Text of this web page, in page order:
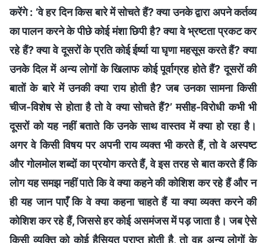
करेंगे : ‘वे हर दिन किस बारे में सोचते हैं? क्या उनके द्वारा अपने कर्तव्य
का पालन करने के पीछे कोई मंशा छिपी है? क्या वे भ्रष्टता प्रकट कर
रहे हैं? क्या वे दूसरों के प्रति कोई ईर्ष्या या घृणा महसूस करते हैं? क्या
उनके दिल में अन्य लोगों के खिलाफ कोई पूर्वाग्रह होते हैं? दूसरों की
बातों के बारे में उनकी क्या राय होती है? जब उनका सामना किसी
चीज-विशेष से होता है तो वे क्या सोचते हैं?’ मसीह-विरोधी कभी भी
दूसरों को यह नहीं बताते कि उनके साथ वास्तव में क्या हो रहा है।
अगर वे किसी विषय पर अपनी राय व्यक्त भी करते हैं, तो वे अस्पष्ट
और गोलमोल शब्दों का प्रयोग करते हैं, वे इस तरह से बात करते हैं कि
लोग यह समझ नहीं पाते कि वे क्या कहने की कोशिश कर रहे हैं और न
ही यह जान पाएँ कि वे क्या कहना चाहते हैं या क्या व्यक्त करने की
कोशिश कर रहे हैं, जिससे हर कोई असमंजस में पड़ जाता है। जब ऐसे
किसी व्यक्ति को कोई हैसियत प्राप्त होती है, तो वह अन्य लोगों के